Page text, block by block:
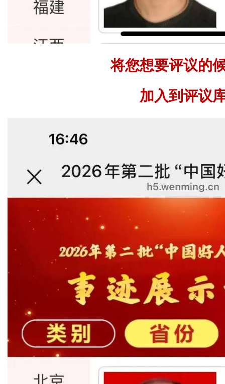
将您想要评议的
加入到评议